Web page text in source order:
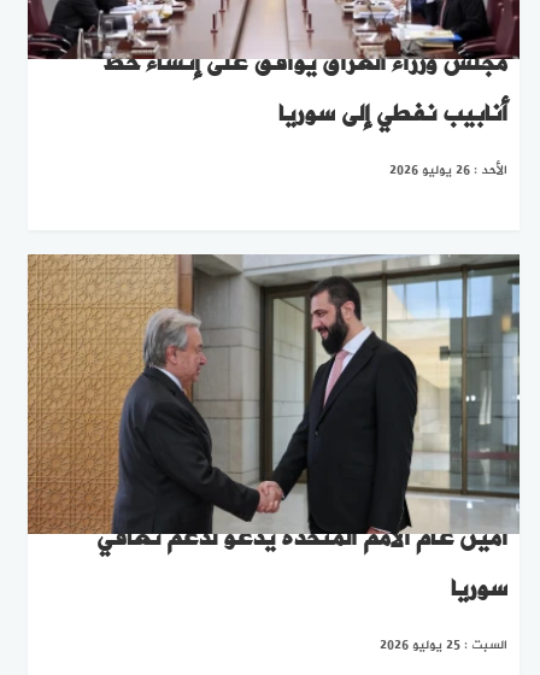
مجلس وزراء العراق يوافق على إنشاء خط
أنابيب نفطي إلى سوريا
الأحد : 26 يوليو 2026
أمين عام الأمم المتحدة يدعو لدعم تعافي
سوريا
السبت : 25 يوليو 2026